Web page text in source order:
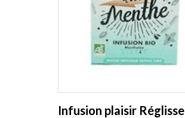
Infusion plaisir Réglisse